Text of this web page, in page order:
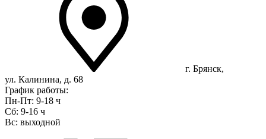
г. Брянск,
ул. Калинина, д. 68
График работы:
Пн-Пт: 9-18 ч
Сб: 9-16 ч
Вс: выходной